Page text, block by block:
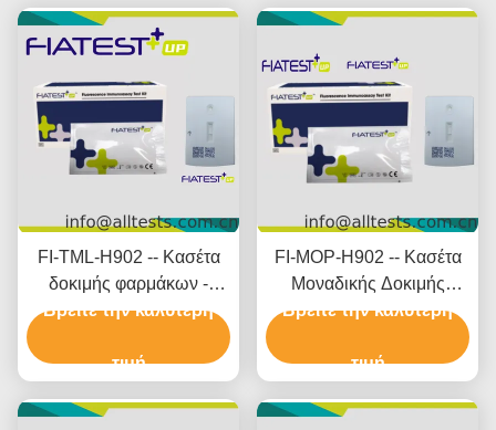
FI-TML-H902 -- Κασέτα
δοκιμής φαρμάκων -
Τραμαδόλη (TML)
Βρείτε την καλύτερη
τιμή
FI-MOP-H902 -- Κασέτα
Μοναδικής Δοκιμής
Φαρμάκων - Μορφίνη
Βρείτε την καλύτερη
τιμή